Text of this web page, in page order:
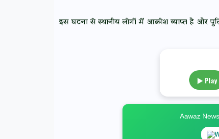
इस घटना से स्थानीय लोगों में आक्रोश व्याप्त है और
▶ Play
Aawaz